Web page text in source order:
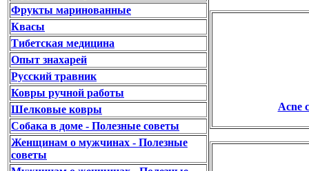
Acne
Фрукты маринованные
Квасы
Тибетская медицина
Опыт знахарей
Русский травник
Ковры ручной работы
Шелковые ковры
Собака в доме - Полезные советы
Женщинам о мужчинах - Полезные
советы